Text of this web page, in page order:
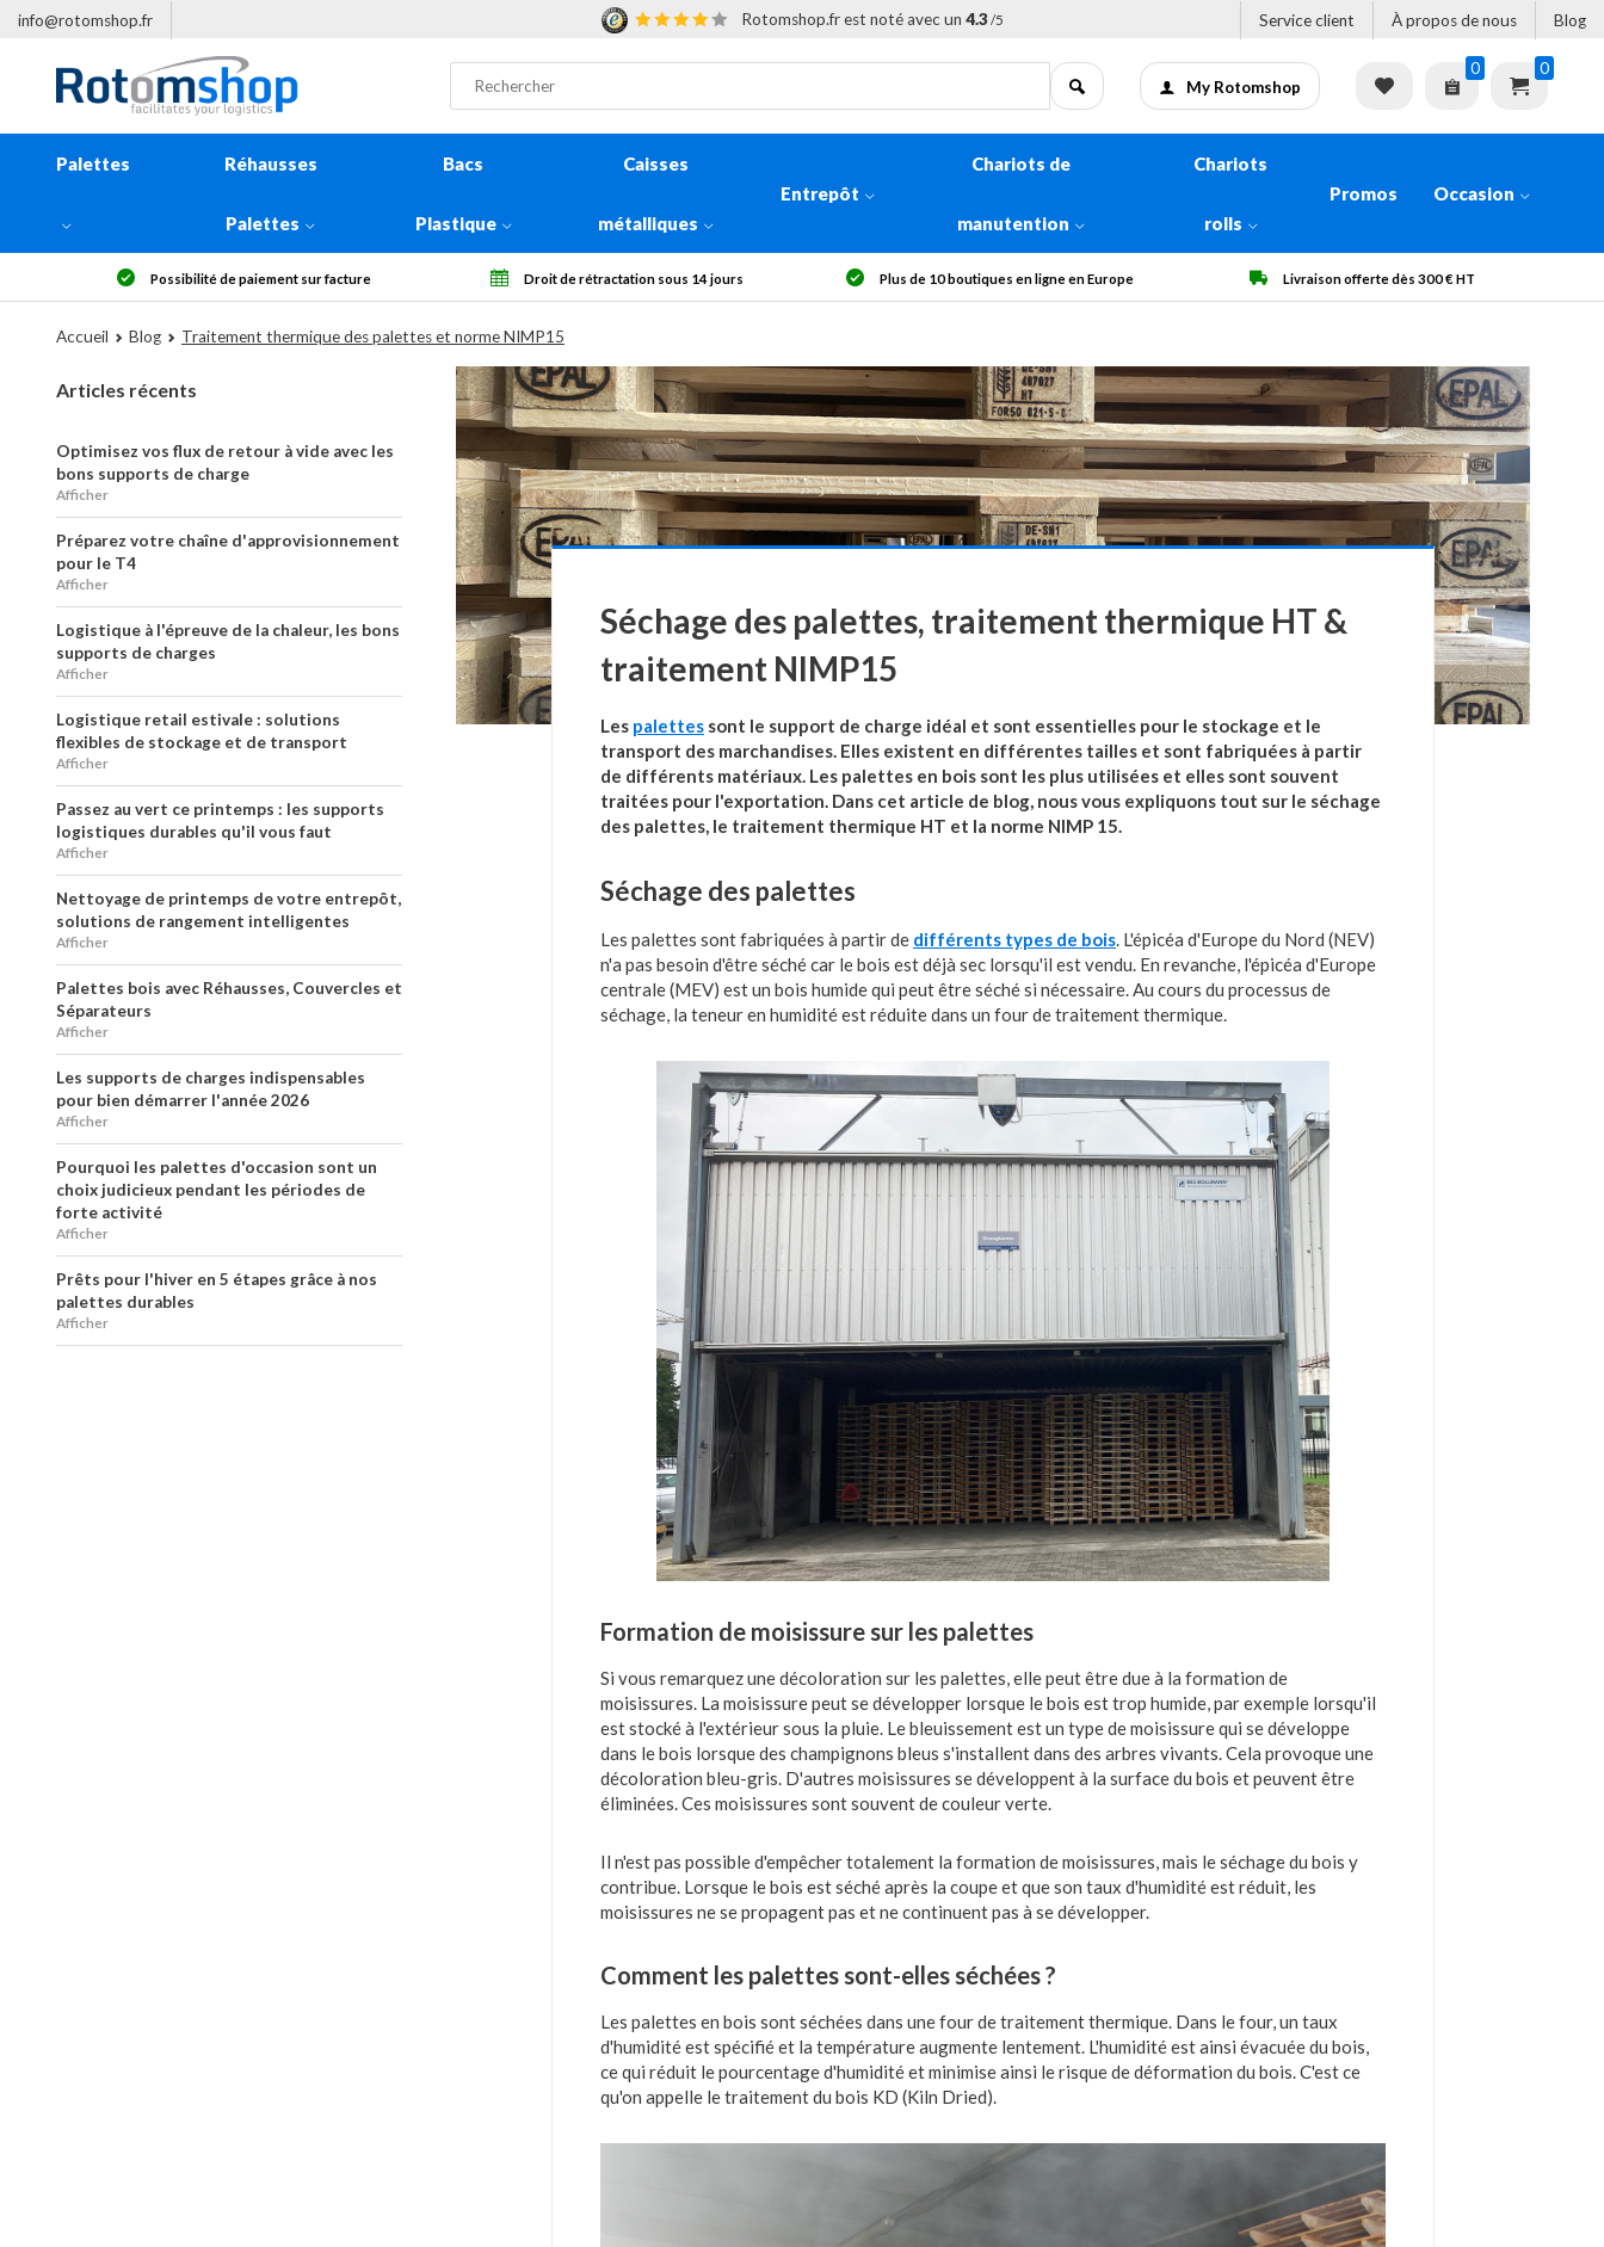
info@rotomshop.fr Rotomshop.fr est noté avec un 4.3 /5 Service client À propos de nous Blog
My Rotomshop
0 0
Palettes Réhausses
Palettes
Bacs
Plastique
Caisses
métalliques
Entrepôt
Chariots de
manutention
Chariots
rolls
Promos Occasion
Droit de rétractation sous 14 jours Plus de 10 boutiques en ligne en Europe Livraison offerte dès 300 € HT Qualité garantie
Accueil Blog Traitement thermique des palettes et norme NIMP15
Articles récents
Optimisez vos flux de retour à vide avec les
bons supports de charge
Afficher
Préparez votre chaîne d'approvisionnement
pour le T4
Afficher
Logistique à l'épreuve de la chaleur, les bons
supports de charges
Afficher
Logistique retail estivale : solutions
flexibles de stockage et de transport
Afficher
Passez au vert ce printemps : les supports
logistiques durables qu'il vous faut
Afficher
Nettoyage de printemps de votre entrepôt,
solutions de rangement intelligentes
Afficher
Palettes bois avec Réhausses, Couvercles et
Séparateurs
Afficher
Les supports de charges indispensables
pour bien démarrer l'année 2026
Afficher
Pourquoi les palettes d'occasion sont un
choix judicieux pendant les périodes de
forte activité
Afficher
Prêts pour l'hiver en 5 étapes grâce à nos
palettes durables
Afficher
Séchage des palettes, traitement thermique HT &
traitement NIMP15
Les palettes sont le support de charge idéal et sont essentielles pour le stockage et le
transport des marchandises. Elles existent en différentes tailles et sont fabriquées à partir
de différents matériaux. Les palettes en bois sont les plus utilisées et elles sont souvent
traitées pour l'exportation. Dans cet article de blog, nous vous expliquons tout sur le séchage
des palettes, le traitement thermique HT et la norme NIMP 15.
Séchage des palettes
Les palettes sont fabriquées à partir de différents types de bois. L'épicéa d'Europe du Nord (NEV)
n'a pas besoin d'être séché car le bois est déjà sec lorsqu'il est vendu. En revanche, l'épicéa d'Europe
centrale (MEV) est un bois humide qui peut être séché si nécessaire. Au cours du processus de
séchage, la teneur en humidité est réduite dans un four de traitement thermique.
Formation de moisissure sur les palettes
Si vous remarquez une décoloration sur les palettes, elle peut être due à la formation de
moisissures. La moisissure peut se développer lorsque le bois est trop humide, par exemple lorsqu'il
est stocké à l'extérieur sous la pluie. Le bleuissement est un type de moisissure qui se développe
dans le bois lorsque des champignons bleus s'installent dans des arbres vivants. Cela provoque une
décoloration bleu-gris. D'autres moisissures se développent à la surface du bois et peuvent être
éliminées. Ces moisissures sont souvent de couleur verte.
Il n'est pas possible d'empêcher totalement la formation de moisissures, mais le séchage du bois y
contribue. Lorsque le bois est séché après la coupe et que son taux d'humidité est réduit, les
moisissures ne se propagent pas et ne continuent pas à se développer.
Comment les palettes sont-elles séchées ?
Les palettes en bois sont séchées dans une four de traitement thermique. Dans le four, un taux
d'humidité est spécifié et la température augmente lentement. L'humidité est ainsi évacuée du bois,
ce qui réduit le pourcentage d'humidité et minimise ainsi le risque de déformation du bois. C'est ce
qu'on appelle le traitement du bois KD (Kiln Dried).